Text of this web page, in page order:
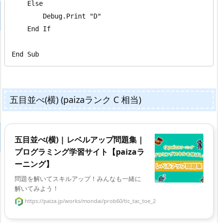
End Sub
五目並べ(横) (paizaランク C 相当)
五目並べ(横) | レベルアップ問題集 |
プログラミング学習サイト【paizaラ
ーニング】
問題を解いてスキルアップ！みんなも一緒に
解いてみよう！
https://paiza.jp/works/mondai/prob60/tic_tac_toe_2